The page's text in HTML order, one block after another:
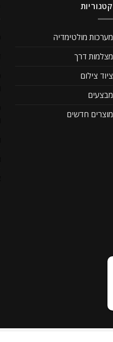
קטגוריות
מערכות מולטימדיה
מצלמות דרך
ציוד צילום
מבצעים
מוצרים חדשים